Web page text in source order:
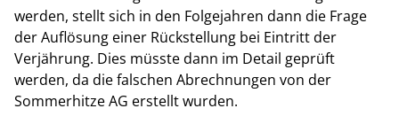
werden, stellt sich in den Folgejahren dann die Frage
der Auflösung einer Rückstellung bei Eintritt der
Verjährung. Dies müsste dann im Detail geprüft
werden, da die falschen Abrechnungen von der
Sommerhitze AG erstellt wurden.